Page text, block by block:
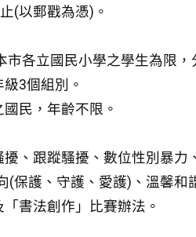
(以郵戳為憑)。
各立國民小學之學生為限
3個組別。
民，年齡不限。
、跟蹤騷擾、數位性別暴力
保護、守護、愛護)、溫馨和
書法創作」比賽辦法。